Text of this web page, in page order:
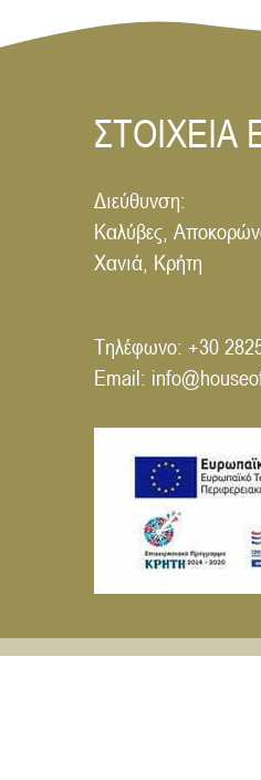
ΣΤΟΙΧΕΙΑ
Διεύθυνση:
Καλύβες,
Χανιά, Κρήτη
Τηλέφωνο: +30
Email: